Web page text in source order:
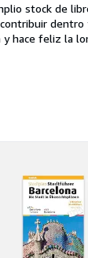
stock de
y fuera